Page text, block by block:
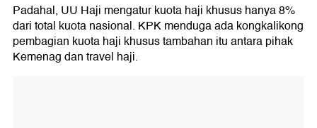
Padahal, UU Haji mengatur kuota haji khusus hanya 8%
dari total kuota nasional. KPK menduga ada kongkalikong
pembagian kuota haji khusus tambahan itu antara pihak
Kemenag dan travel haji.